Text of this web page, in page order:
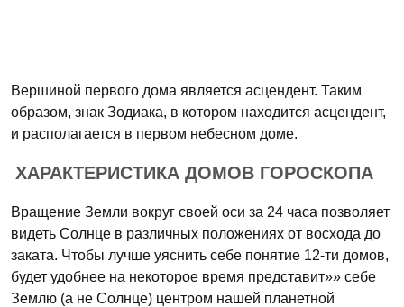
Вершиной первого дома является асцендент. Таким
образом, знак Зодиака, в котором находится асцендент,
и располагается в первом небесном доме.
ХАРАКТЕРИСТИКА ДОМОВ ГОРОСКОПА
Вращение Земли вокруг своей оси за 24 часа позволяет
видеть Солнце в различных положениях от восхода до
заката. Чтобы лучше уяснить себе понятие 12-ти домов,
будет удобнее на некоторое время представит»» себе
Землю (а не Солнце) центром нашей планетной